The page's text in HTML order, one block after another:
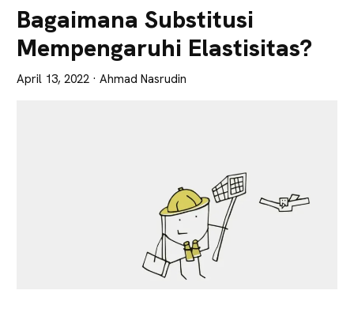
Tajam
Bagaimana Substitusi
Mempengaruhi Elastisitas?
April 13, 2022 · Ahmad Nasrudin